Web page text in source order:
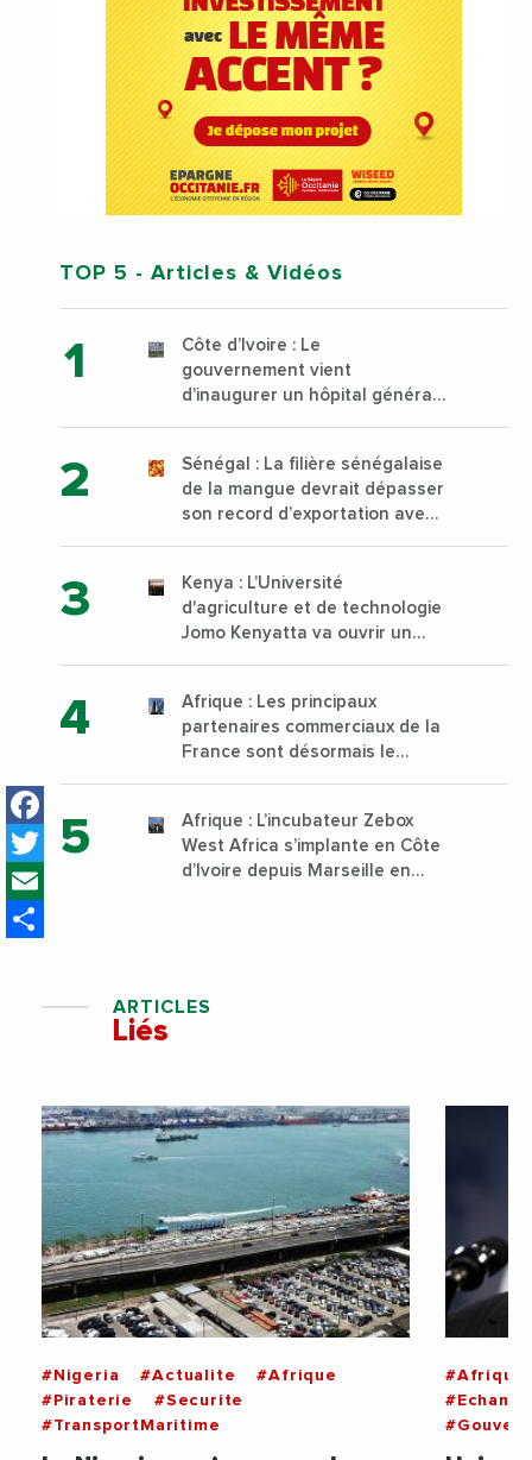
Facebook
Twitter
TOP 5 - Articles & Vidéos
Côte d’Ivoire : Le
gouvernement vient
d’inaugurer un hôpital général
Sénégal : La filière sénégalaise
de la mangue devrait dépasser
son record d’exportation avec
Kenya : L’Université
d'agriculture et de technologie
Jomo Kenyatta va ouvrir un
sur son campus de Karen à
Nairobi dès janvier 2023
Afrique : Les principaux
partenaires commerciaux de la
France sont désormais le
Afrique : L’incubateur Zebox
West Africa s’implante en Côte
d’Ivoire depuis Marseille en
ARTICLES
Liés
#Nigeria #Actualite
#Afrique
#Piraterie
#Securite
#TransportMaritime
#Afrique